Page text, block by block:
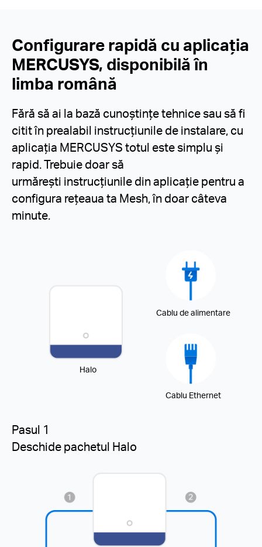
Configurare rapidă cu aplicația
MERCUSYS, disponibilă în
limba română
Fără să ai la bază cunoștințe tehnice sau să fi
citit în prealabil instrucțiunile de instalare, cu
aplicația MERCUSYS totul este simplu și
rapid. Trebuie doar să
urmărești instrucțiunile din aplicație pentru a
configura rețeaua ta Mesh, în doar câteva
minute.
Halo
Cablu de alimentare
Cablu Ethernet
Pasul 1
Deschide pachetul Halo